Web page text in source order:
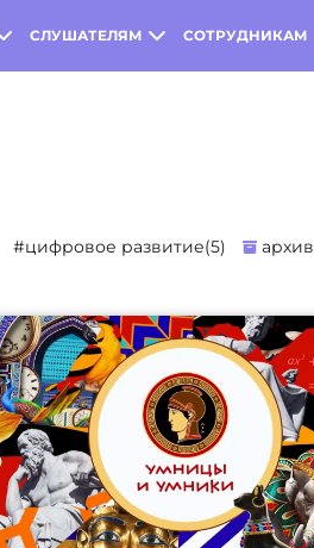
СЛУШАТЕЛЯМ СОТРУДНИКАМ
#цифровое развитие(5) архив